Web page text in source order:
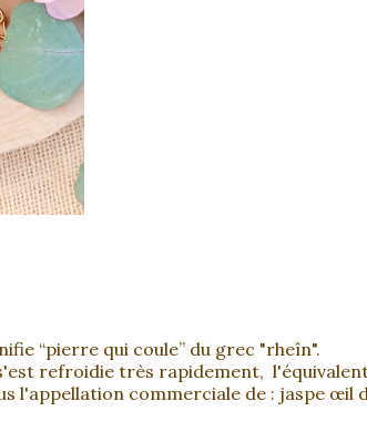
“pierre qui coule” du grec "rheîn".
refroidie très rapidement,
l'appellation commerciale de : jaspe œil